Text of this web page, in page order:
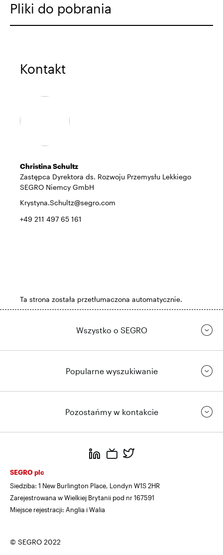
Pliki do pobrania
Kontakt
Christina Schultz
Zastępca Dyrektora ds. Rozwoju Przemysłu Lekkiego
SEGRO Niemcy GmbH
Krystyna.Schultz@segro.com
+49 211 497 65 161
Ta strona została przetłumaczona automatycznie.
Wszystko o SEGRO
Popularne wyszukiwanie
Pozostańmy w kontakcie
https://www.linkedin.com/
https://www.youtube.com/
https://twitter.com/
SEGRO plc
Siedziba: 1 New Burlington Place, Londyn W1S 2HR
Zarejestrowana w Wielkiej Brytanii pod nr 167591
Miejsce rejestracji: Anglia i Walia
© SEGRO 2022